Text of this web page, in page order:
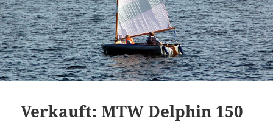
Verkauft: MTW Delphin 150